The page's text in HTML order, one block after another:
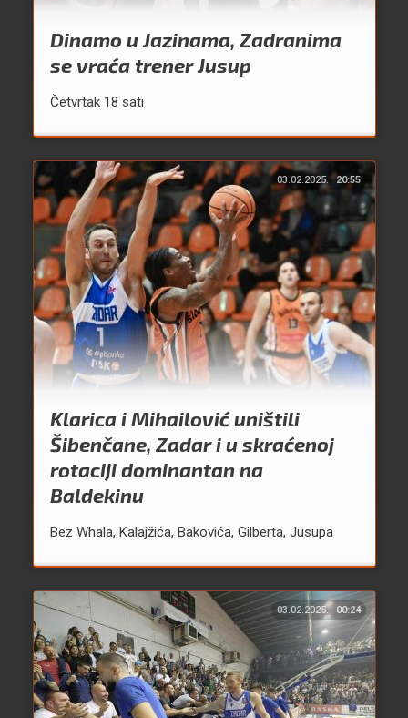
Dinamo u Jazinama, Zadranima
se vraća trener Jusup
Četvrtak 18 sati
03.02.2025. 20:55
Klarica i Mihailović uništili
Šibenčane, Zadar i u skraćenoj
rotaciji dominantan na
Baldekinu
Bez Whala, Kalajžića, Bakovića, Gilberta, Jusupa
03.02.2025. 00:24